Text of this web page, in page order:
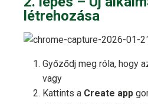
létrehozása
Győződj meg róla, hogy
vagy
Kattints a Create app